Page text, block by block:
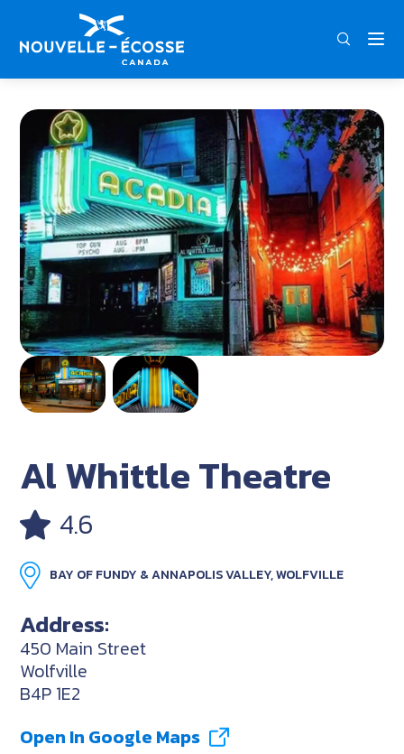
FRA
Home Al Whittle Theatre
Al Whittle Theatre
4.6
BAY OF FUNDY & ANNAPOLIS VALLEY, WOLFVILLE
Address:
450 Main Street
Wolfville
B4P 1E2
Open In Google Maps